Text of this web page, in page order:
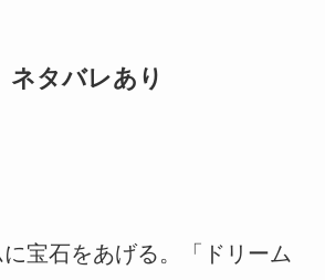
ネタバレあり
宝石をあげる。「ドリーム